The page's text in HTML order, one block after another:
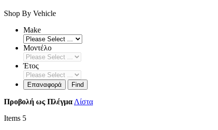
Shop By Vehicle
Make
Μοντέλο
Έτος
Επαναφορά Find
Προβολή ως ΠλέγμαΛίστα
Items 5